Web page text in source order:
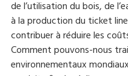
de l’utilisation du bois, de
à la production du ticket
contribuer à réduire les
Comment pouvons-nous
environnementaux